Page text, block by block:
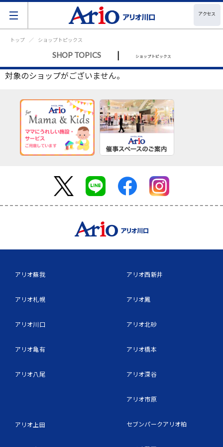
アクセス
トップ ショップトピックス
SHOP TOPICS | ショップトピックス
対象のショップがございません。
アリオ蘇我
アリオ札幌
アリオ川口
アリオ亀有
アリオ八尾
アリオ上田
アリオ西新井
アリオ鳳
アリオ北砂
アリオ橋本
アリオ深谷
アリオ市原
セブンパークアリオ柏